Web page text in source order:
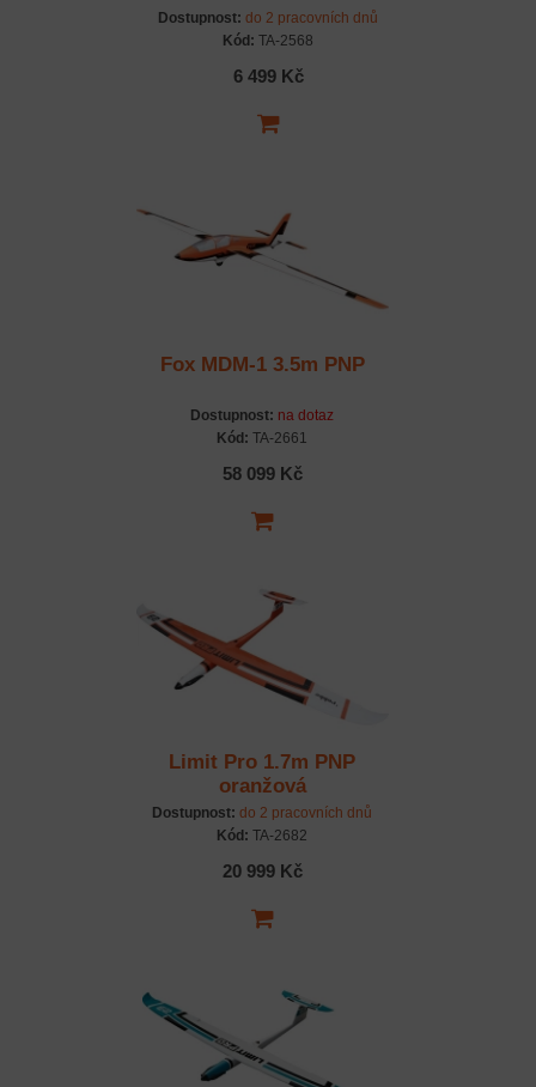
Dostupnost: do 2 pracovních dnů
Kód: TA-2568
6 499 Kč
Fox MDM-1 3.5m PNP
Dostupnost: na dotaz
Kód: TA-2661
58 099 Kč
Limit Pro 1.7m PNP
oranžová
Dostupnost: do 2 pracovních dnů
Kód: TA-2682
20 999 Kč